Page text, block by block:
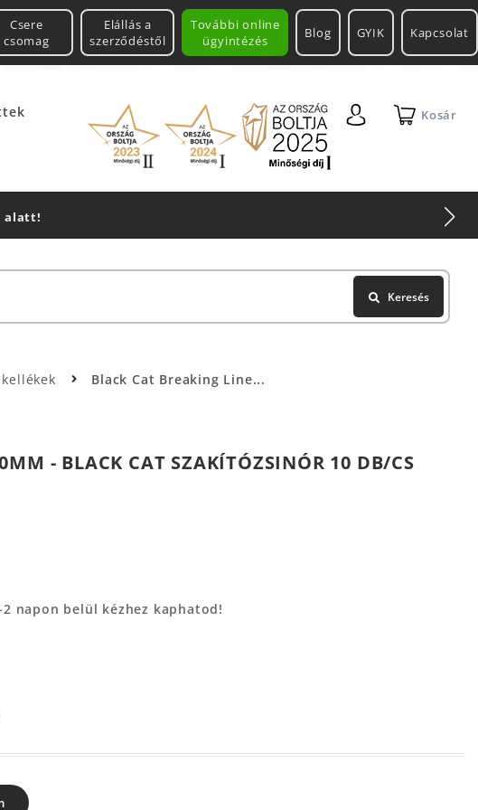
További online
ügyintézés
Csere
csomag
Elállás a
szerződéstől
Blog GYIK Kapcsolat
Kosár
alatt!
Keresés
Black Cat Breaking Line...
- BLACK CAT SZAKÍTÓZSINÓR 10 DB/CS
napon belül kézhez kaphatod!